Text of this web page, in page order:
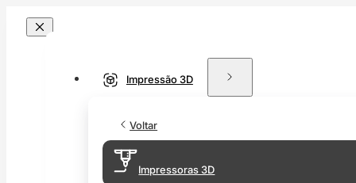
Impressão 3D
Voltar
Impressoras 3D